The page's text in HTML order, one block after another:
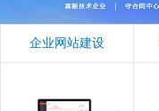
企业网站建设